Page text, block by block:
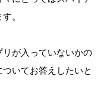
。
が入っていないかの
いてお答えしたいと